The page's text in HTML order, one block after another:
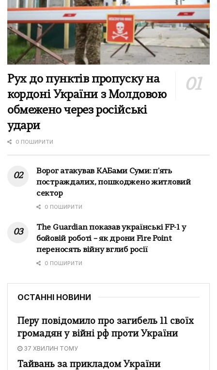
Рух до пунктів пропуску на
кордоні України з Молдовою
обмежено через російські
удари
0 ПОШИРИТИ
Ворог атакував КАБами Суми: п'ять
постраждалих, пошкоджено житловий
сектор
0 ПОШИРИТИ
The Guardian показав українські FP-1 у
бойовій роботі – як дрони Fire Point
переносять війну вглиб росії
0 ПОШИРИТИ
ОСТАННІ НОВИНИ
Перу повідомило про загибель 11 своїх
громадян у війні рф проти України
37 ХВИЛИН ТОМУ
Тайвань за прикладом України